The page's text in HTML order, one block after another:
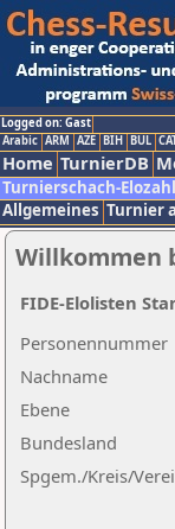
Logged on: Gast
Arabic ARM AZE BIH BUL
Home TurnierDB
Turnierschach-Elozahl
Allgemeines Turnier
Willkommen
Nachname
Ebene
Personennummer
Bundesland
Spgem./Kreis/
FIDE-Elolisten